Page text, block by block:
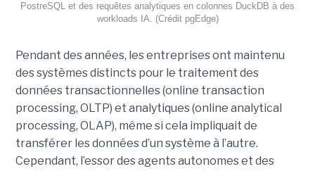
PostreSQL et des requêtes analytiques en colonnes DuckDB à des
workloads IA. (Crédit pgEdge)
Pendant des années, les entreprises ont maintenu
des systèmes distincts pour le traitement des
données transactionnelles (online transaction
processing, OLTP) et analytiques (online analytical
processing, OLAP), même si cela impliquait de
transférer les données d’un système à l’autre.
Cependant, l’essor des agents autonomes et des